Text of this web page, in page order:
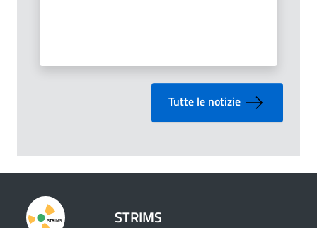
Tutte le notizie
STRIMS